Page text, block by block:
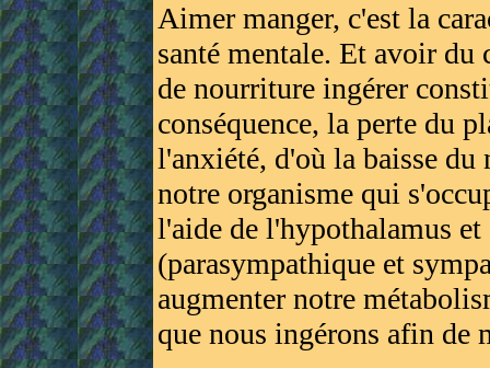
Aimer manger, c'est la
santé mentale. Et avoir
de nourriture ingérer
conséquence, la perte du
l'anxiété, d'où la baisse du
notre organisme qui
l'aide de l'hypothalamus
(parasympathique et
augmenter notre
que nous ingérons afin de